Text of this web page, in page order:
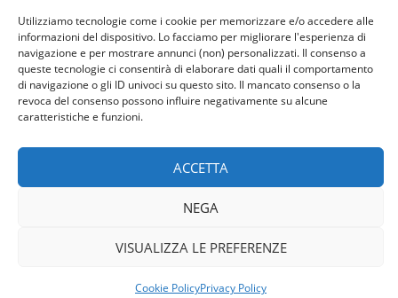
Utilizziamo tecnologie come i cookie per memorizzare e/o accedere alle
informazioni del dispositivo. Lo facciamo per migliorare l'esperienza di
navigazione e per mostrare annunci (non) personalizzati. Il consenso a
queste tecnologie ci consentirà di elaborare dati quali il comportamento
di navigazione o gli ID univoci su questo sito. Il mancato consenso o la
revoca del consenso possono influire negativamente su alcune
caratteristiche e funzioni.
ACCETTA
NEGA
VISUALIZZA LE PREFERENZE
Cookie PolicyPrivacy Policy
6 15 Giugno 2023
Giochi Sportivi Studenteschi di Atletica a
Viterbo
10 Maggio 2023
I Carabinieri arrestano due giovani per
detenzione ai fini di spaccio di sostanze
26 Agosto 2023
Home Privacy Policy Cookie Policy Contatti
© Occhio Viterbese - Codice 90148040562 - N° iscrizione
ROC:39156 - Tutti i diritti riservati